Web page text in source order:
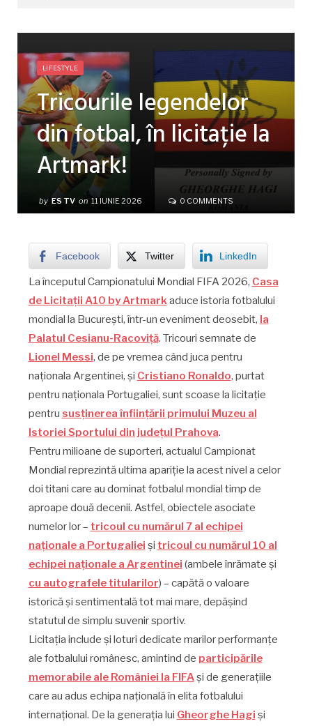
LIFESTYLE
Tricourile legendelor
din fotbal, în licitație la
Artmark!
by ES TV on 11 IUNIE 2026 0 COMMENTS
Facebook Twitter LinkedIn
La începutul Campionatului Mondial FIFA 2026, Casa
de Licitații A10 by Artmarkaduce istoria fotbalului
mondial la București, într-un eveniment deosebit, la
Palatul Cesianu-Racoviță. Tricouri semnate de
Lionel Messi, de pe vremea când juca pentru
naționala Argentinei, și Cristiano Ronaldo, purtat
pentru naționala Portugaliei, sunt scoase la licitație
pentru susținerea înființării primului Muzeu al
Istoriei Sportului din județul Prahova.
Pentru milioane de suporteri, actualul Campionat
Mondial reprezintă ultima apariție la acest nivel a celor
doi titani care au dominat fotbalul mondial timp de
aproape două decenii. Astfel, obiectele asociate
numelor lor – tricoul cu numărul 7 al echipei
naționale a Portugaliei și tricoul cu numărul 10 al
echipei naționale a Argentinei (ambele înrămate și
cu autografele titularilor) – capătă o valoare
istorică și sentimentală tot mai mare, depășind
statutul de simplu suvenir sportiv.
Licitația include și loturi dedicate marilor performanțe
ale fotbalului românesc, amintind de participările
memorabile ale României la FIFAși de generațiile
care au adus echipa națională în elita fotbalului
internațional. De la generația lui Gheorghe Hagi și